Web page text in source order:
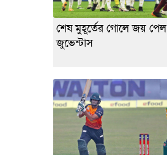
শেষ মুহূর্তের গোলে জয় পেল
জুভেন্টাস